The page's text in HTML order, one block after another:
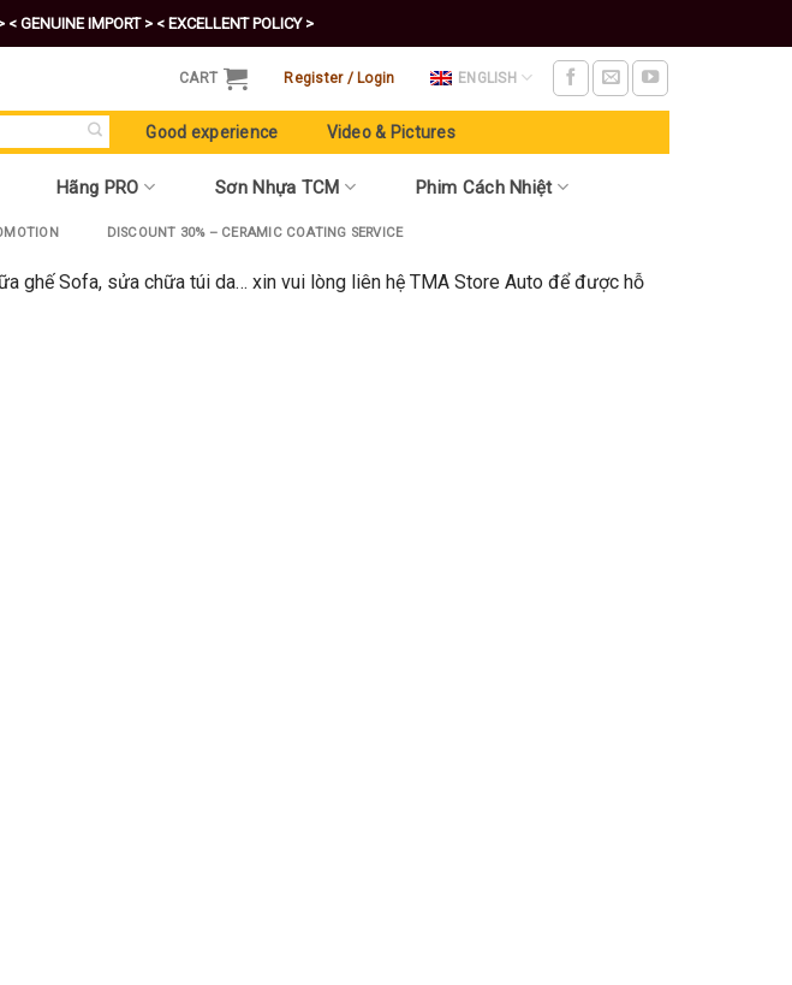
< GENUINE IMPORT > < EXCELLENT POLICY >
CART Register / Login ENGLISH
Good experience Video & Pictures
Hãng PRO Sơn Nhựa TCM Phim Cách Nhiệt
DISCOUNT 30% – CERAMIC COATING SERVICE
ghế Sofa, sửa chữa túi da… xin vui lòng liên hệ TMA Store Auto để được hỗ